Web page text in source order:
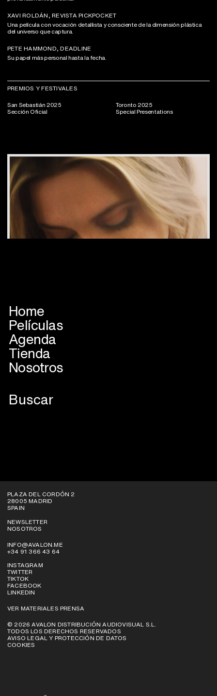
Home
Películas
Agenda
Tienda
Nosotros
XAVI ROLDÁN, REVISTA PICKPOCKET
Una película con vocación detallista y consciente de la dimensión plástica
del universo que captura.
PETE HAMMOND, DEADLINE
Su papel más personal hasta la fecha.
PREMIOS Y FESTIVALES
San Sebastián 2025
Sección Oficial
Toronto 2025
Special Presentations
PLAZA DEL CORDÓN 2
28005 MADRID
SPAIN
NEWSLETTER
NOSOTROS
INFO@AVALON.ME
+34 91 366 43 64
INSTAGRAM
TWITTER
TIKTOK
FACEBOOK
LINKEDIN
VER MATERIALES PRENSA
© 2026 AVALON DISTRIBUCIÓN AUDIOVISUAL S.L.
TODOS LOS DERECHOS RESERVADOS
AVISO LEGAL Y PROTECCIÓN DE DATOS
COOKIES